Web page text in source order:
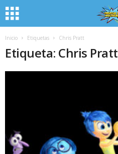
Inicio Etiquetas Chris Pratt
Etiqueta: Chris Pratt